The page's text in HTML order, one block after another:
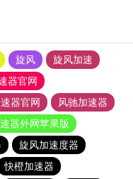
旋风
旋风加速
器官网
器官网
风驰加速器
器外网苹果版
旋风加速度器
快橙加速器